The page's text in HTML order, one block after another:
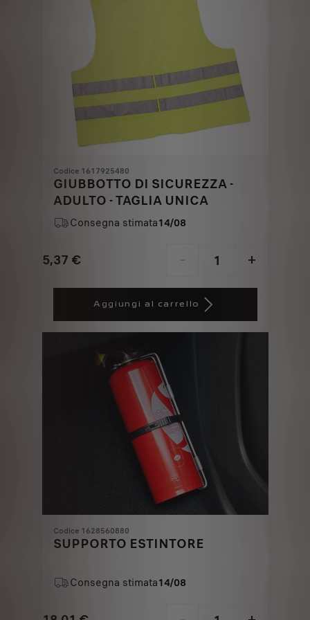
Codice 1617925480
GIUBBOTTO DI SICUREZZA -
ADULTO - TAGLIA UNICA
Consegna stimata14/08
5,37 €
Price
€
- +
Quantity
1
Aggiungi al carrello
Codice 1628560880
SUPPORTO ESTINTORE
Consegna stimata14/08